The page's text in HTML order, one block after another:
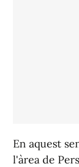
En aquest
l'àrea de